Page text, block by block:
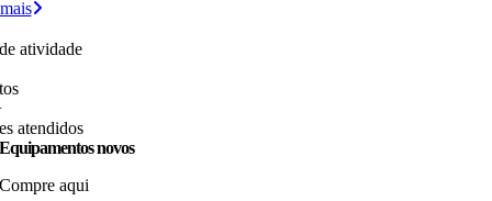
atividade
atendidos
Equipamentos novos
Compre aqui